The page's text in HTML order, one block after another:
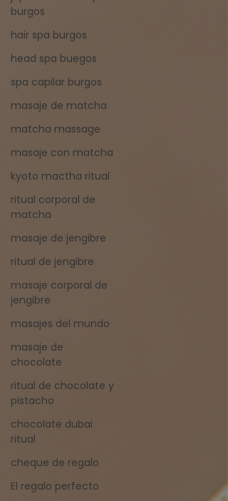
burgos
hair spa burgos
head spa buegos
spa capilar burgos
masaje de matcha
matcha massage
masaje con matcha
kyoto mactha ritual
ritual corporal de
matcha
masaje de jengibre
ritual de jengibre
masaje corporal de
jengibre
masajes del mundo
masaje de
chocolate
ritual de chocolate y
pistacho
chocolate dubai
ritual
cheque de regalo
El regalo perfecto